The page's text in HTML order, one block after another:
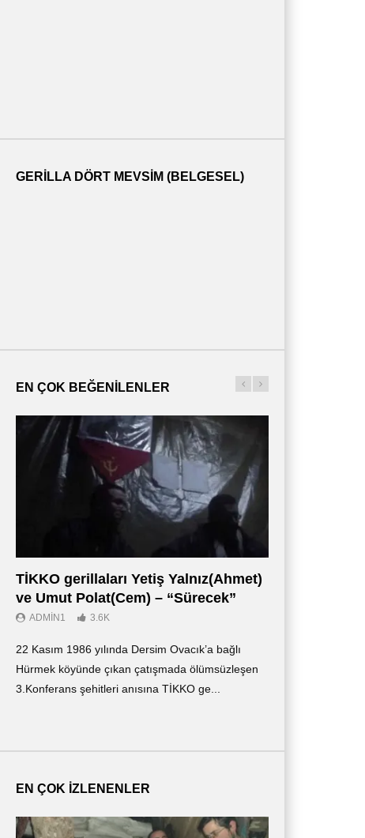
GERILLA DÖRT MEVSIM (BELGESEL)
EN ÇOK BEĞENILENLER
TİKKO gerillaları Yetiş Yalnız(Ahmet)
ve Umut Polat(Cem) – “Sürecek”
ADMIN1 3.6K
22 Kasım 1986 yılında Dersim Ovacık’a bağlı
Hürmek köyünde çıkan çatışmada ölümsüzleşen
3.Konferans şehitleri anısına TİKKO ge...
EN ÇOK İZLENENLER